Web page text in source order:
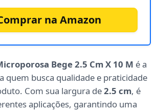
na Amazon
Bege 2.5 Cm X 10 M é a
quem busca qualidade e praticidade
Com sua largura de2.5 cm, é
aplicações, garantindo uma